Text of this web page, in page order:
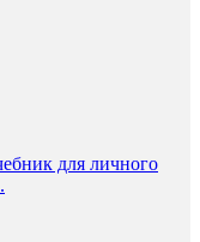
для личного